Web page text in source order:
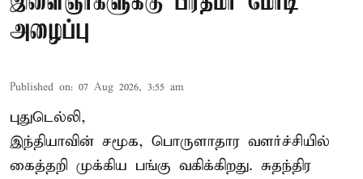
அழைப்பு
Published on: 07 Aug 2026, 3:55 am
புதுடெல்லி,
இந்தியாவின் சமூக, பொருளாதார வளர்ச்சியில்
கைத்தறி முக்கிய பங்கு வகிக்கிறது. சுதந்திர